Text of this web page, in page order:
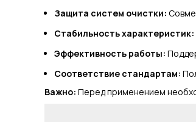
Защита систем очистки:
Стабильность характеристик:
Эффективность работы:
Соответствие стандартам:
Важно: Перед применением